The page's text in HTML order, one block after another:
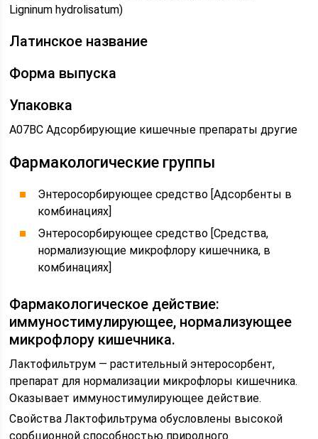
Ligninum hydrolisatum)
Латинское название
Форма выпуска
Упаковка
A07BC Адсорбирующие кишечные препараты другие
Фармакологические группы
Энтеросорбирующее средство [Адсорбенты в
комбинациях]
Энтеросорбирующее средство [Средства,
нормализующие микрофлору кишечника, в
комбинациях]
Фармакологическое действие:
иммуностимулирующее, нормализующее
микрофлору кишечника.
Лактофильтрум — растительный энтеросорбент,
препарат для нормализации микрофлоры кишечника.
Оказывает иммуностимулирующее действие.
Свойства Лактофильтрума обусловлены высокой
сорбционной способностью природного